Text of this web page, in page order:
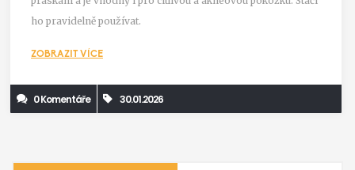
ho pravidelně používat.
ZOBRAZIT VÍCE
0 Komentáře 30.01.2026